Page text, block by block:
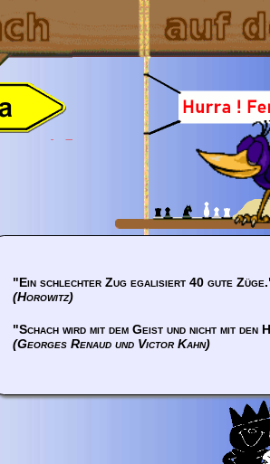
"Ein schlechter Zug egalisiert 40 gute
(Horowitz)
"Schach wird mit dem Geist und nicht mit den
(Georges Renaud und Victor Kahn)